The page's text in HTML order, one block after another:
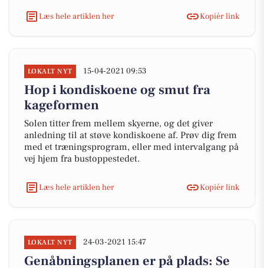
Læs hele artiklen her Kopiér link
LOKALT NYT 15-04-2021 09:53
Hop i kondiskoene og smut fra
kageformen
Solen titter frem mellem skyerne, og det giver
anledning til at støve kondiskoene af. Prøv dig frem
med et træningsprogram, eller med intervalgang på
vej hjem fra bustoppestedet.
Læs hele artiklen her Kopiér link
LOKALT NYT 24-03-2021 15:47
Genåbningsplanen er på plads: Se